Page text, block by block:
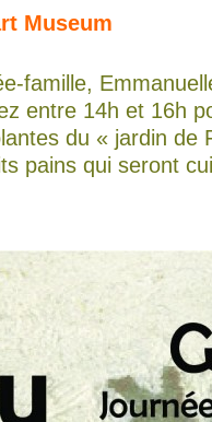
Museum
famille,
entre 14h et 16h
du « jardin de
pains qui seront